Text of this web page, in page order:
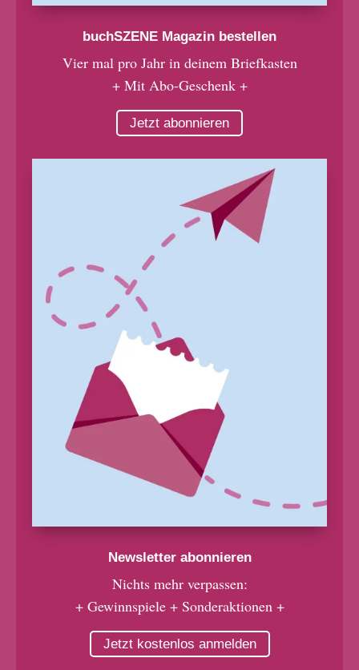
buchSZENE Magazin bestellen
Vier mal pro Jahr in deinem Briefkasten
+ Mit Abo-Geschenk +
Jetzt abonnieren
Newsletter abonnieren
Nichts mehr verpassen:
+ Gewinnspiele + Sonderaktionen +
Jetzt kostenlos anmelden